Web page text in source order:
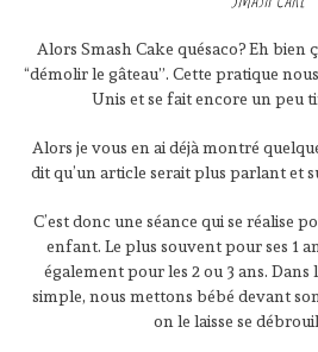
Alors Smash Cake quésaco? Eh
“démolir le gâteau”. Cette pratique
Unis et se fait encore un peu
Alors je vous en ai déjà montré
dit qu’un article serait plus parlant et
C’est donc une séance qui se réalise
enfant. Le plus souvent pour ses 1
également pour les 2 ou 3 ans.
simple, nous mettons bébé devant
on le laisse se